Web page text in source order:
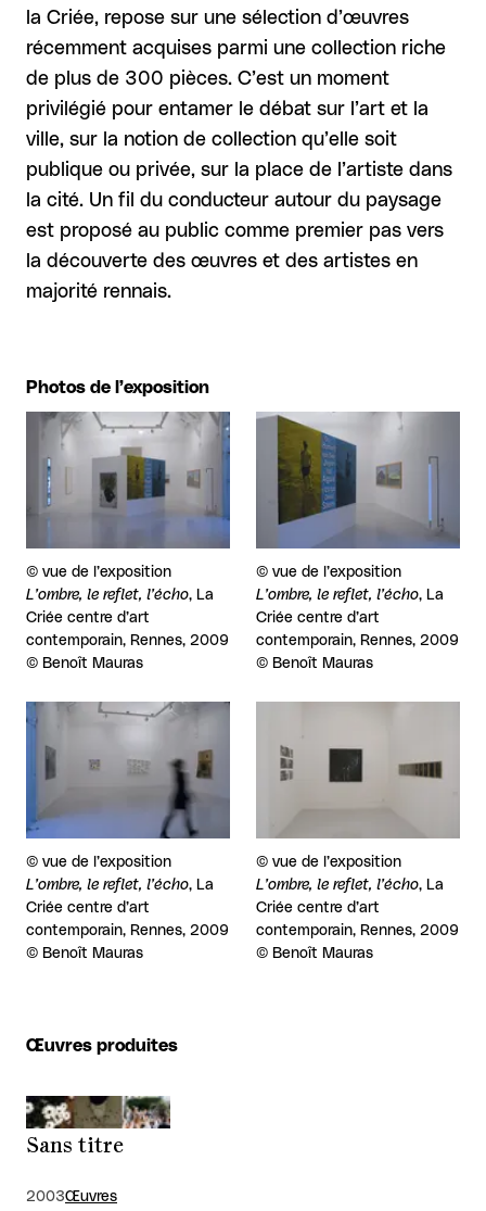
la Criée, repose sur une sélection d’œuvres
récemment acquises parmi une collection riche
de plus de 300 pièces. C’est un moment
privilégié pour entamer le débat sur l’art et la
ville, sur la notion de collection qu’elle soit
publique ou privée, sur la place de l’artiste dans
la cité. Un fil du conducteur autour du paysage
est proposé au public comme premier pas vers
la découverte des œuvres et des artistes en
majorité rennais.
Photos de l’exposition
Agrandir
Droits réservés :
© vue de l’exposition
L’ombre, le reflet, l’écho, La
Criée centre d’art
contemporain, Rennes, 2009
© Benoît Mauras
Agrandir
Droits réservés :
© vue de l’exposition
L’ombre, le reflet, l’écho, La
Criée centre d’art
contemporain, Rennes, 2009
© Benoît Mauras
Agrandir
Droits réservés :
© vue de l’exposition
L’ombre, le reflet, l’écho, La
Criée centre d’art
contemporain, Rennes, 2009
© Benoît Mauras
Droits réservés :
© vue de l’exposition
L’ombre, le reflet, l’écho, La
Criée centre d’art
contemporain, Rennes, 2009
© Benoît Mauras
Œuvres produites
Sans titre
2003Œuvres